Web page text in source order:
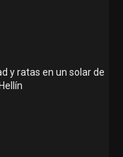
y ratas en un solar de